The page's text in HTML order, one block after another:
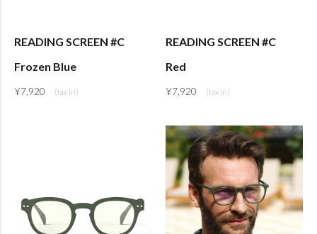
READING SCREEN #C
Frozen Blue
¥7,920
READING SCREEN #C
Red
¥7,920